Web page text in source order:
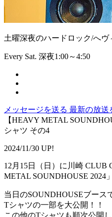
土曜深夜のハードロック/へ
Every Sat. 深夜1:00～4:50
メッセージを送る 最新の放送
【HEAVY METAL
シャツ その4
2024/11/30 UP!
12月15日（日）に川崎 CLUB
METAL SOUNDHOUSE 2024
当日のSOUNDHOUSEブース
Tシャツの一部を大公開！！